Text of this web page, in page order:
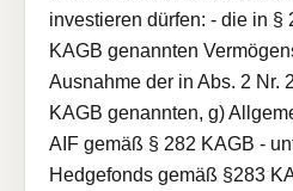
investieren dürfen: - die in §
KAGB genannten
Ausnahme der in Abs. 2 Nr.
KAGB genannten, g)
AIF gemäß § 282 KAGB -
Hedgefonds gemäß §283